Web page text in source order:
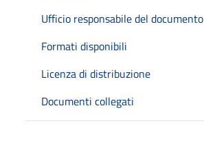
Ufficio responsabile del documento
Formati disponibili
Licenza di distribuzione
Documenti collegati